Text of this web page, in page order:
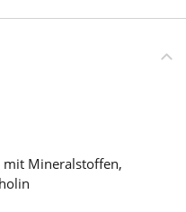
mit Mineralstoffen,